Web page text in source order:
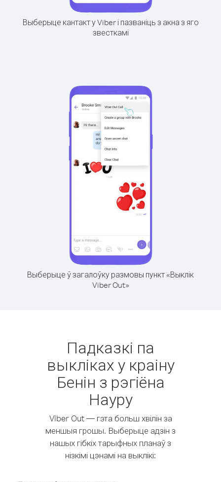
Выберыце кантакт у Viber і пазваніць з акна з яго
звесткамі
Выберыце ў загалоўку размовы пункт «Выклік
Viber Out»
Падказкі па
выкліках у краіну
Бенін з рэгіёна
Науру
Viber Out — гэта больш хвілін за
меншыя грошы. Выберыце адзін з
нашых гібкіх тарыфных планаў з
нізкімі цэнамі на выклікі: